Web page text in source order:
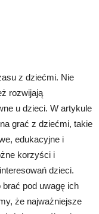
z dziećmi. Nie
rozwijają
u dzieci. W artykule
grać z dziećmi, takie
edukacyjne i
korzyści i
dzieci.
pod uwagę ich
że najważniejsze